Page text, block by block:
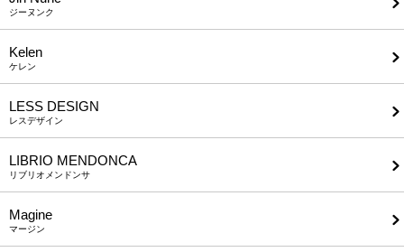
ジーヌンク
Kelen
ケレン
LESS DESIGN
レスデザイン
LIBRIO MENDONCA
リブリオメンドンサ
Magine
マージン